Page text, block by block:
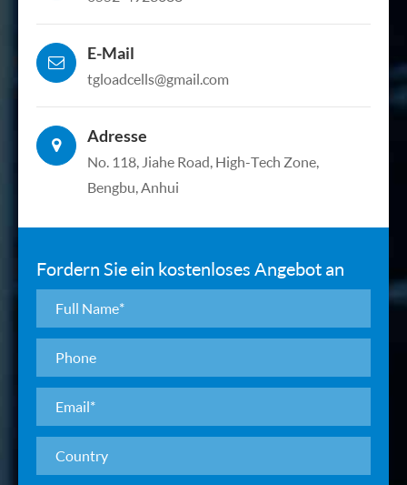
E-Mail
tgloadcells@gmail.com
Adresse
No. 118, Jiahe Road, High-Tech Zone,
Bengbu, Anhui
Fordern Sie ein kostenloses Angebot an